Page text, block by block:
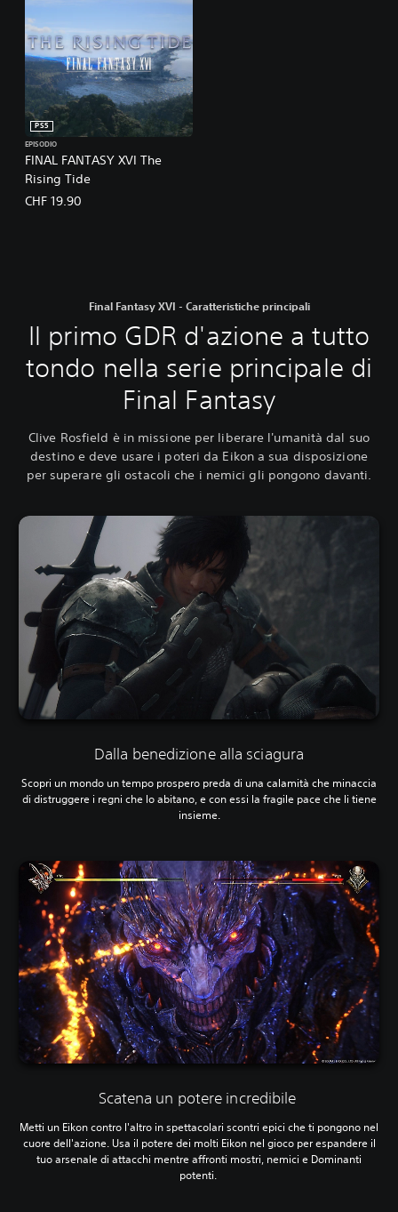
FINAL FANTASY XVI The
Rising Tide
PS5
EPISODIO
CHF 19.90
Final Fantasy XVI - Caratteristiche principali
Il primo GDR d'azione a tutto
tondo nella serie principale di
Final Fantasy
Clive Rosfield è in missione per liberare l'umanità dal suo
destino e deve usare i poteri da Eikon a sua disposizione
per superare gli ostacoli che i nemici gli pongono davanti.
Dalla benedizione alla sciagura
Scopri un mondo un tempo prospero preda di una calamità che minaccia
di distruggere i regni che lo abitano, e con essi la fragile pace che li tiene
insieme.
Scatena un potere incredibile
Metti un Eikon contro l'altro in spettacolari scontri epici che ti pongono nel
cuore dell'azione. Usa il potere dei molti Eikon nel gioco per espandere il
tuo arsenale di attacchi mentre affronti mostri, nemici e Dominanti
potenti.